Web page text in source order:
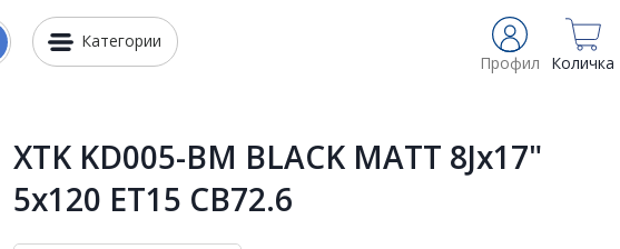
Профил Количка
Категории
XTK KD005-BM BLACK MATT 8Jx17"
5x120 ET15 CB72.6